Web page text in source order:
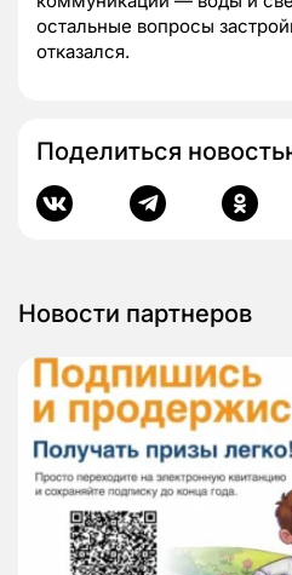
остальные вопросы
отказался.
Поделиться
Новости партнеров